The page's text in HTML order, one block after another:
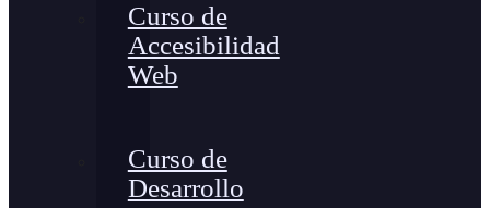
Curso de
Accesibilidad
Web
Curso de
Desarrollo